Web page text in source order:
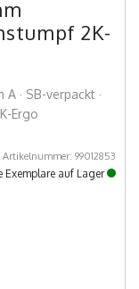
2K-
· SB-verpackt ·
Ergo
Artikelnummer: 99012853
Exemplare auf Lager